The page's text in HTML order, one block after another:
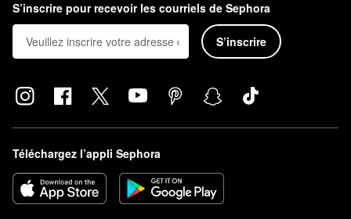
S’inscrire pour recevoir les courriels de Sephora
S’inscrire
Téléchargez l’appli Sephora